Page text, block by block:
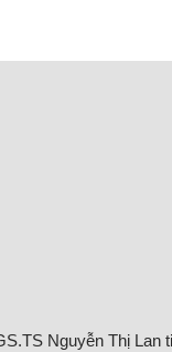
Nguyễn Thị Lan